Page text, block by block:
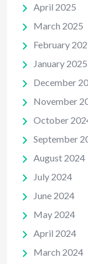
April 2025
March 2025
February
January 2025
December
November
October
September
August 2024
July 2024
June 2024
May 2024
April 2024
March 2024